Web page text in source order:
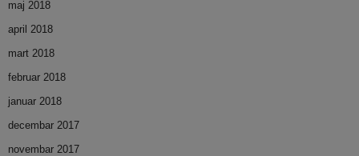
maj 2018
april 2018
mart 2018
februar 2018
januar 2018
decembar 2017
novembar 2017